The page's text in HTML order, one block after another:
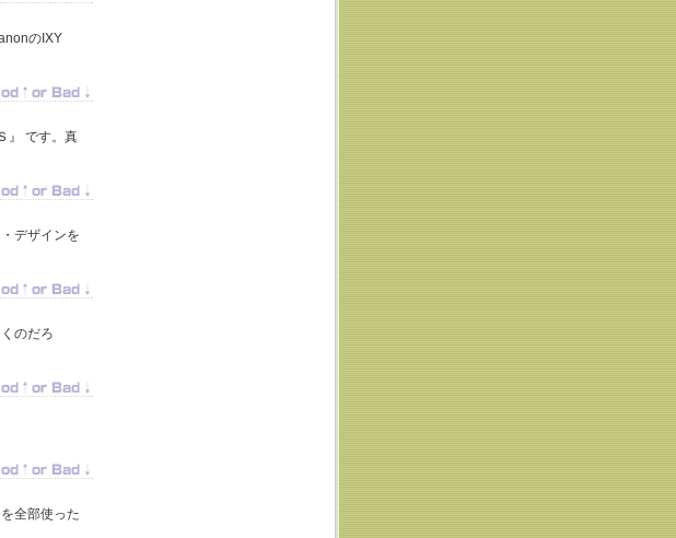
のIXY
』 です。真
デザインを
のだろ
全部使った